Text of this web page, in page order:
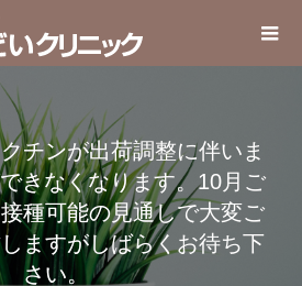
チンが出荷調整に伴いま
きなくなります。10月ご
種可能の見通しで大変ご
ますがしばらくお待ち下
さい。